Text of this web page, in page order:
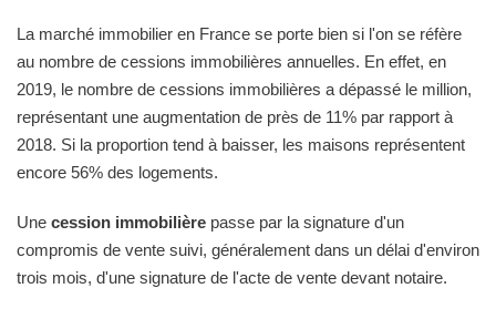
La marché immobilier en France se porte bien si l'on se réfère
au nombre de cessions immobilières annuelles. En effet, en
2019, le nombre de cessions immobilières a dépassé le million,
représentant une augmentation de près de 11% par rapport à
2018. Si la proportion tend à baisser, les maisons représentent
encore 56% des logements.
Une cession immobilière passe par la signature d'un
compromis de vente suivi, généralement dans un délai d'environ
trois mois, d'une signature de l'acte de vente devant notaire.